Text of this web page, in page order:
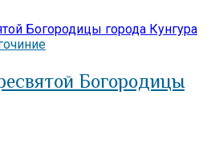
Богородицы